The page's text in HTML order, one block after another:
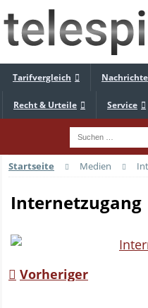
Tarifvergleich
Recht & Urteile Service
Startseite Medien
Internetzugang
Vorheriger